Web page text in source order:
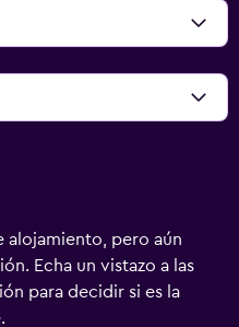
alojamiento, pero aún
Echa un vistazo a las
para decidir si es la